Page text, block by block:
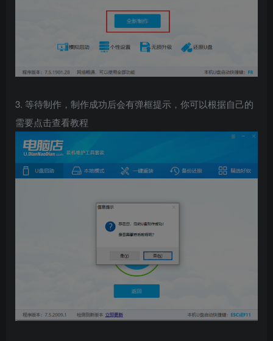
3. 等待制作，制作成功后会有弹框提示，你可以根据自己的
需要点击查看教程